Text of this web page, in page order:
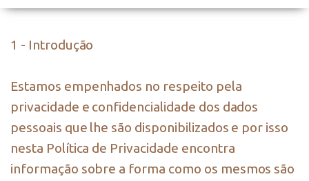
1 - Introdução
Estamos empenhados no respeito pela
privacidade e confidencialidade dos dados
pessoais que lhe são disponibilizados e por isso
nesta Política de Privacidade encontra
informação sobre a forma como os mesmos são